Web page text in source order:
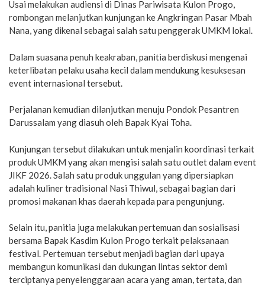
Usai melakukan audiensi di Dinas Pariwisata Kulon Progo,
rombongan melanjutkan kunjungan ke Angkringan Pasar Mbah
Nana, yang dikenal sebagai salah satu penggerak UMKM lokal.
Dalam suasana penuh keakraban, panitia berdiskusi mengenai
keterlibatan pelaku usaha kecil dalam mendukung kesuksesan
event internasional tersebut.
Perjalanan kemudian dilanjutkan menuju Pondok Pesantren
Darussalam yang diasuh oleh Bapak Kyai Toha.
Kunjungan tersebut dilakukan untuk menjalin koordinasi terkait
produk UMKM yang akan mengisi salah satu outlet dalam event
JIKF 2026. Salah satu produk unggulan yang dipersiapkan
adalah kuliner tradisional Nasi Thiwul, sebagai bagian dari
promosi makanan khas daerah kepada para pengunjung.
Selain itu, panitia juga melakukan pertemuan dan sosialisasi
bersama Bapak Kasdim Kulon Progo terkait pelaksanaan
festival. Pertemuan tersebut menjadi bagian dari upaya
membangun komunikasi dan dukungan lintas sektor demi
terciptanya penyelenggaraan acara yang aman, tertata, dan